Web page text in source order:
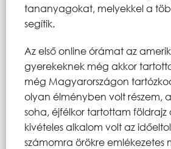
tananyagokat, melyekkel a
segítik.
Az első online órámat az
gyerekeknek még akkor
még Magyarországon
olyan élményben volt részem,
soha, éjfélkor tartottam földrajz
kivételes alkalom volt az
számomra örökre emlékezetes